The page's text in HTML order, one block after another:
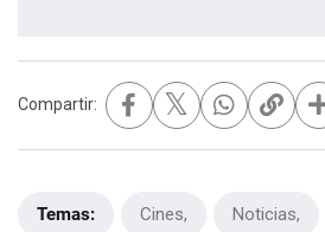
Compartir: 𝕏
Temas: Cines Noticias